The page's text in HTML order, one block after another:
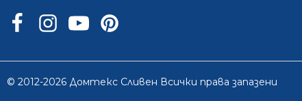
© 2012-2026 Домтекс Сливен Всички права запазени